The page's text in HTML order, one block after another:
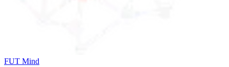
FUT Mind